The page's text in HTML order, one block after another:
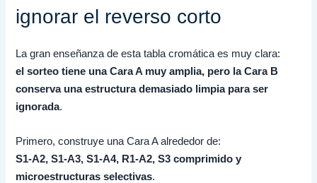
ignorar el reverso corto
La gran enseñanza de esta tabla cromática es muy clara:
el sorteo tiene una Cara A muy amplia, pero la Cara B
conserva una estructura demasiado limpia para ser
ignorada.
Primero, construye una Cara A alrededor de:
S1-A2, S1-A3, S1-A4, R1-A2, S3 comprimido y
microestructuras selectivas.